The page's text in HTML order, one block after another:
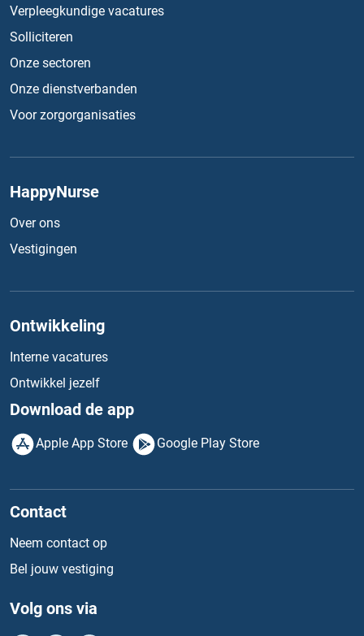
Verpleegkundige vacatures
Solliciteren
Onze sectoren
Onze dienstverbanden
Voor zorgorganisaties
HappyNurse
Over ons
Vestigingen
Ontwikkeling
Interne vacatures
Ontwikkel jezelf
Download de app
Apple App Store Google Play Store
Contact
Neem contact op
Bel jouw vestiging
Volg ons via